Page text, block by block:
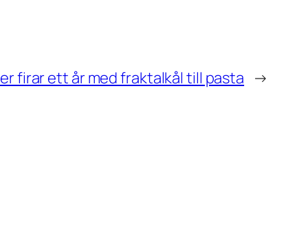
firar ett år med fraktalkål till pasta →